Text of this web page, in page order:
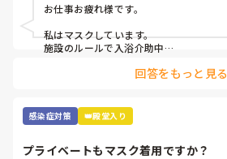
お仕事お疲れ様です。
私はマスクしています。
施設のルールで入浴介助中
使い捨てのマスクなので
参考にならないかもですが、、、
気持ち少し暑さがマシな気がします。
回答をもっと見る
感染症対策 👑殿堂入り
プライベートもマスク着用ですか？